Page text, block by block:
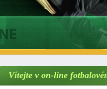
Vítejte v on-line